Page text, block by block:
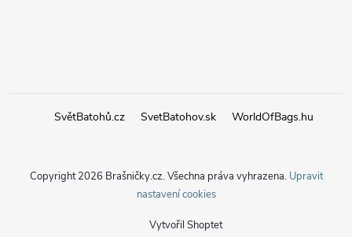
SvětBatohů.cz SvetBatohov.sk WorldOfBags.hu
Vytvořil Shoptet
Copyright 2026 Brašničky.cz. Všechna práva vyhrazena. Upravit
nastavení cookies